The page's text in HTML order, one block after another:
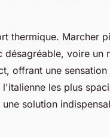
thermique. Marcher
voire un
offrant une
les plus
une solution